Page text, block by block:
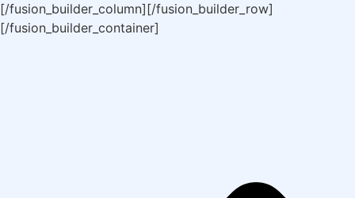
[/fusion_builder_column][/fusion_builder_row]
[/fusion_builder_container]